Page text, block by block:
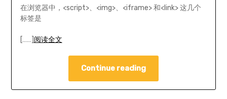
在浏览器中，<script>、<img>、<iframe> 和<link> 这几个
标签是
[……] 阅读全文
Continue reading